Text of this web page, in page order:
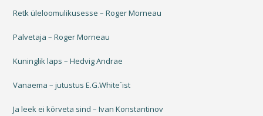
Retk üleloomulikusesse – Roger Morneau
Palvetaja – Roger Morneau
Kuninglik laps – Hedvig Andrae
Vanaema – jutustus E.G.White´ist
Ja leek ei kõrveta sind – Ivan Konstantinov